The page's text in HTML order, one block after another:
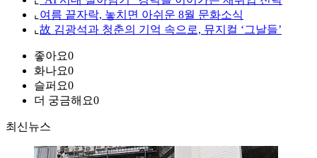
⌞ 여름 끝자락, 놓치면 아쉬운 8월 문화소식
⌞ 故 김광석과 청춘의 기억 속으로, 뮤지컬 ‘그날들’
좋아요0
화나요0
슬퍼요0
더 궁금해요0
최신뉴스